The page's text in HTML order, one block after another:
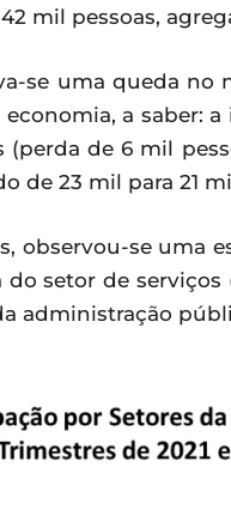
mil pessoas,
se uma queda no
a saber:
(perda de 6 mil
de 23 mil para 21
observou-se uma
setor de
administração